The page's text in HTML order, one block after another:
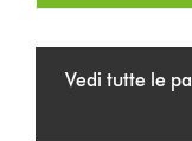
Vedi tutte le